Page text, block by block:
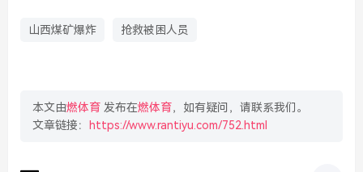
山西煤矿爆炸 抢救被困人员
本文由燃体育 发布在燃体育，如有疑问，请联系我们。
文章链接：
https://www.rantiyu.com/752.html